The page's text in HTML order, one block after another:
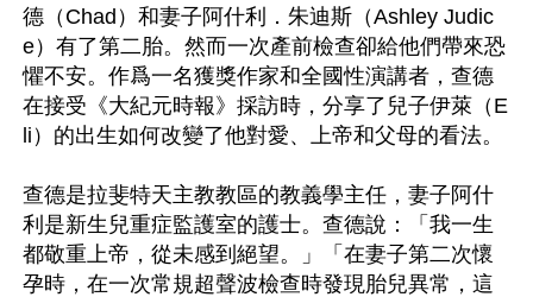
德（Chad）和妻子阿什利．朱迪斯（Ashley Judic
e）有了第二胎。然而一次產前檢查卻給他們帶來恐
懼不安。作爲一名獲獎作家和全國性演講者，查德
在接受《大紀元時報》採訪時，分享了兒子伊萊（E
li）的出生如何改變了他對愛、上帝和父母的看法。
查德是拉斐特天主教教區的教義學主任，妻子阿什
利是新生兒重症監護室的護士。查德說：「我一生
都敬重上帝，從未感到絕望。」「在妻子第二次懷
孕時，在一次常規超聲波檢查時發現胎兒異常，這